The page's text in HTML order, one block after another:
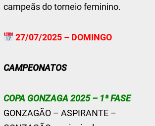
campeãs do torneio feminino.
27/07/2025 – DOMINGO
CAMPEONATOS
COPA GONZAGA 2025 – 1ª FASE
GONZAGÃO – ASPIRANTE –